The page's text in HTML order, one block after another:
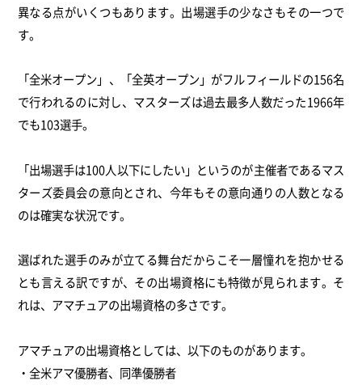
異なる点がいくつもあります。出場選手の少なさもその一つで
す。
「全米オープン」、「全英オープン」がフルフィールドの156名
で行われるのに対し、マスターズは過去最多人数だった1966年
でも103選手。
「出場選手は100人以下にしたい」というのが主催者であるマス
ターズ委員会の意向とされ、今年もその意向通りの人数となる
のは確実な状況です。
選ばれた選手のみが立てる舞台だからこそ一層憧れを抱かせる
とも言える訳ですが、その出場資格にも特徴が見られます。そ
れは、アマチュアの出場資格の多さです。
アマチュアの出場資格としては、以下のものがあります。
・全米アマ優勝者、同準優勝者